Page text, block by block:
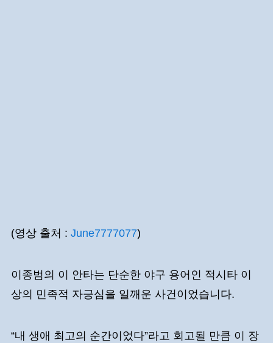
(영상 출처 : June7777077)
이종범의 이 안타는 단순한 야구 용어인 적시타 이
상의 민족적 자긍심을 일깨운 사건이었습니다.
“내 생애 최고의 순간이었다”라고 회고될 만큼 이 장